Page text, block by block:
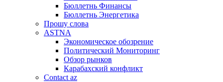
Бюллетнь Финансы
Бюллетнь Энергетика
Прошу слова
ASTNA
Экономическое обозрение
Политический Мониторинг
Обзор рынков
Карабахский конфликт
Contact az